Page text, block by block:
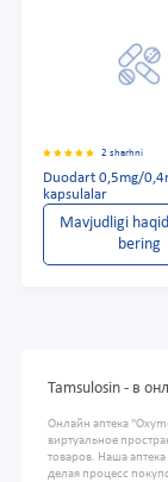
2 sharhni
Duodart 0,5mg/
kapsulalar
Mavjudligi
bering
Tamsulosin - в
Онлайн аптека
виртуальное
товаров. Наша
делая процесс